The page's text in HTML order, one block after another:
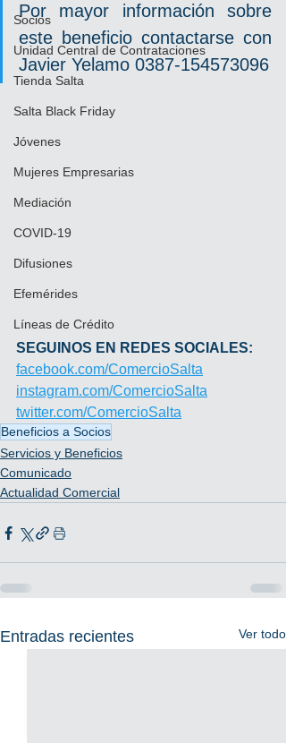
Socios
Unidad Central de Contrataciones
Tienda Salta
Salta Black Friday
Jóvenes
Mujeres Empresarias
Mediación
COVID-19
Difusiones
Efemérides
Líneas de Crédito
Por mayor información sobre
este beneficio contactarse con
Javier Yelamo 0387-154573096
SEGUINOS EN REDES SOCIALES:
facebook.com/ComercioSalta
instagram.com/ComercioSalta
twitter.com/ComercioSalta
Beneficios a Socios
Servicios y Beneficios
Comunicado
Actualidad Comercial
Entradas recientes Ver todo